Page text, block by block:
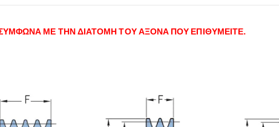
ΣΥΜΦΩΝΑ ΜΕ ΤΗΝ ΔΙΑΤΟΜΗ ΤΟΥ ΑΞΟΝΑ ΠΟΥ ΕΠΙΘΥΜΕΙΤΕ.